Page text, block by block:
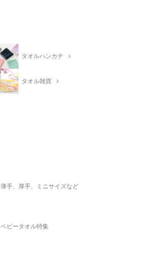
タオルハンカチ
タオル雑貨
薄手、厚手、ミニサイズなど
ベビータオル特集